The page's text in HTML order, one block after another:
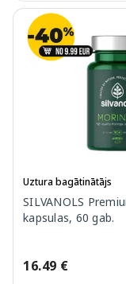
Uztura bagātinātājs
SILVANOLS
kapsulas, 60 gab.
16.49 €